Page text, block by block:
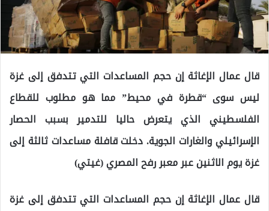
قال عمال الإغاثة إن حجم المساعدات التي تتدفق إلى غزة
ليس سوى “قطرة في محيط” مما هو مطلوب للقطاع
الفلسطيني الذي يتعرض حاليا للتدمير بسبب الحصار
الإسرائيلي والغارات الجوية. دخلت قافلة مساعدات ثالثة إلى
غزة يوم الاثنين عبر معبر رفح المصري (غيتي)
قال عمال الإغاثة إن حجم المساعدات التي تتدفق إلى غزة